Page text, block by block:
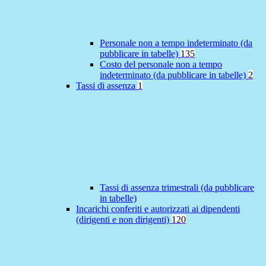
Personale non a tempo indeterminato (da
pubblicare in tabelle) 135
Costo del personale non a tempo
indeterminato (da pubblicare in tabelle) 2
Tassi di assenza 1
Tassi di assenza trimestrali (da pubblicare
in tabelle)
Incarichi conferiti e autorizzati ai dipendenti
(dirigenti e non dirigenti) 120